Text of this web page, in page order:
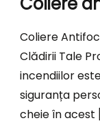
Coliere
Clădirii Tale
incendiilor
siguranța
cheie în acest